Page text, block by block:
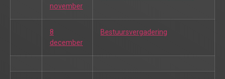
november
8
december
Bestuursvergadering